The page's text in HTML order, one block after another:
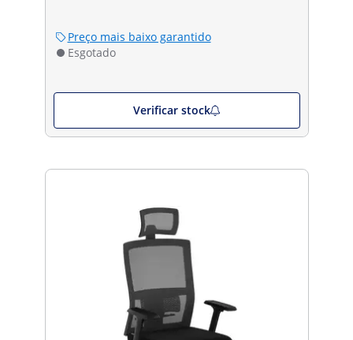
Preço mais baixo garantido
Esgotado
Verificar stock